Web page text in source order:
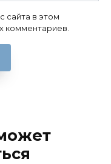
сайта в этом
комментариев.